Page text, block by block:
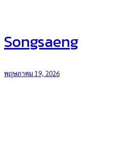
Songsaeng
พฤษภาคม 19, 2026